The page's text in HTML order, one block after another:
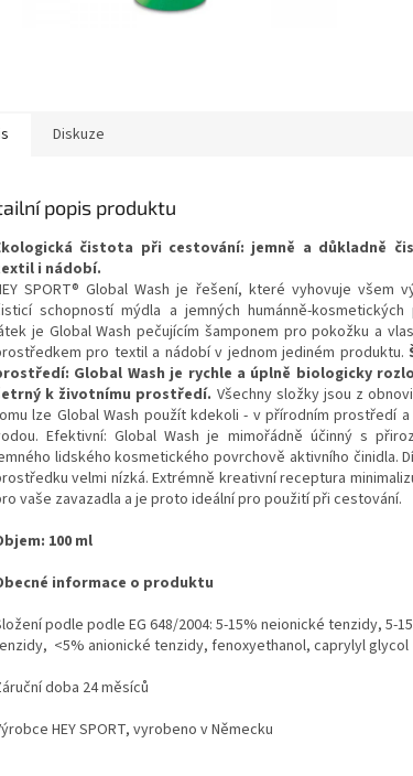
Diskuze
popis produktu
čistota při cestování: jemně a důkladně
i nádobí.
SPORT® Global Wash je řešení, které vyhovuje všem
schopností mýdla a jemných humánně-kosmetických
je Global Wash pečujícím šamponem pro pokožku a
pro textil a nádobí v jednom jediném produktu.
Global Wash je rychle a úplně biologicky
k životnímu prostředí. Všechny složky jsou z
lze Global Wash použít kdekoli - v přírodním prostředí
Efektivní: Global Wash je mimořádně účinný s
lidského kosmetického povrchově aktivního činidla.
velmi nízká. Extrémně kreativní receptura
vaše zavazadla a je proto ideální pro použití při cestování.
100 ml
informace o produktu
podle podle EG 648/2004: 5-15% neionické tenzidy, 5-
<5% anionické tenzidy, fenoxyethanol, caprylyl glycol
doba 24 měsíců
HEY SPORT, vyrobeno v Německu